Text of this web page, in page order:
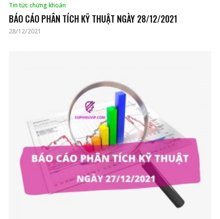
Tin tức chứng khoán
BÁO CÁO PHÂN TÍCH KỸ THUẬT NGÀY 28/12/2021
28/12/2021